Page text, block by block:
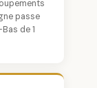
passe
de 1